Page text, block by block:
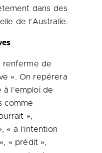
dans des
de l’Australie.
renferme de
». On repérera
à l’emploi de
comme
»,
« a l’intention
« prédit »,